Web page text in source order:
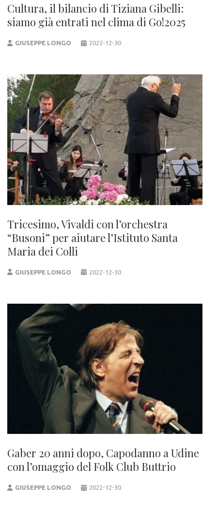
Cultura, il bilancio di Tiziana Gibelli:
siamo già entrati nel clima di Go!2025
GIUSEPPE LONGO 2022-12-30
Tricesimo, Vivaldi con l’orchestra
“Busoni” per aiutare l’Istituto Santa
Maria dei Colli
GIUSEPPE LONGO 2022-12-30
Gaber 20 anni dopo, Capodanno a Udine
con l’omaggio del Folk Club Buttrio
GIUSEPPE LONGO 2022-12-30